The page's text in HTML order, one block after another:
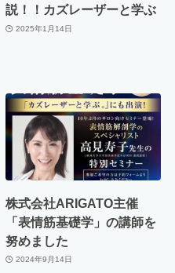
説！！カズレーザーと学ぶ
2025年1月14日
株式会社ARIGATO主催
「表情筋基礎学」の講師を
努めました
2024年9月14日